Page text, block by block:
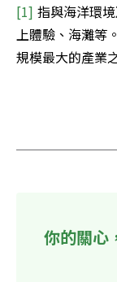
[1] 指與海洋環
上體驗、海灘等
規模最大的產業
你的關心